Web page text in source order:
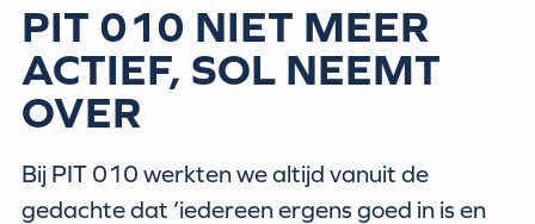
PIT 010 NIET MEER
ACTIEF, SOL NEEMT
OVER
Bij PIT 010 werkten we altijd vanuit de
gedachte dat ‘iedereen ergens goed in is en